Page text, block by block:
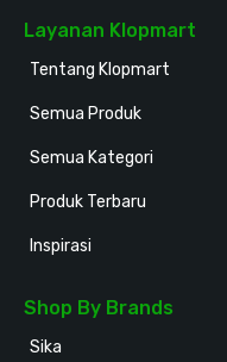
Layanan Klopmart
Tentang Klopmart
Semua Produk
Semua Kategori
Produk Terbaru
Inspirasi
Shop By Brands
Sika